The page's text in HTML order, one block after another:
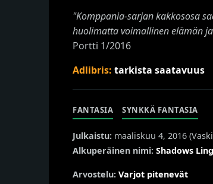
"Komppania-sarjan kakkososa
huolimatta voimallinen elämän
Portti 1/2016
Adlibris: tarkista saatavuus
FANTASIA SYNKKÄ FANTASIA
Julkaistu: maaliskuu 4, 2016 (
Alkuperäinen nimi: Shadows
Arvostelu: Varjot pitenevät